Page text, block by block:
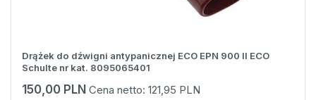
Drążek do dźwigni antypanicznej ECO EPN 900 II ECO
Schulte nr kat. 8095065401
150,00 PLN Cena netto: 121,95 PLN